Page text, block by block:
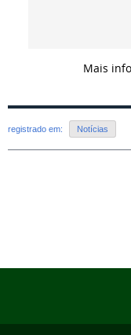
Mais
registrado em: Notícias